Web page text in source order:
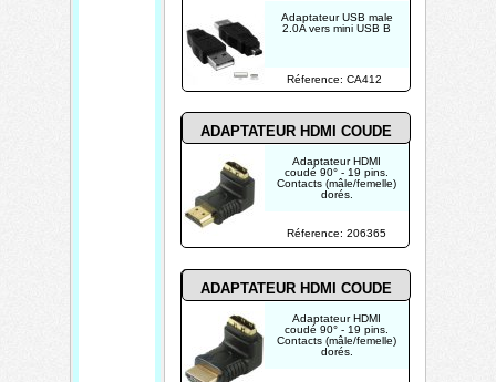
Réference: CA412
Adaptateur USB male
2.0A vers mini USB B
Réference: 206365
ADAPTATEUR HDMI COUDE
ADAPTATEUR HDMI COUDE
Adaptateur HDMI
coudé 90° - 19 pins.
Contacts (mâle/femelle)
dorés.
Adaptateur HDMI
coudé 90° - 19 pins.
Contacts (mâle/femelle)
dorés.